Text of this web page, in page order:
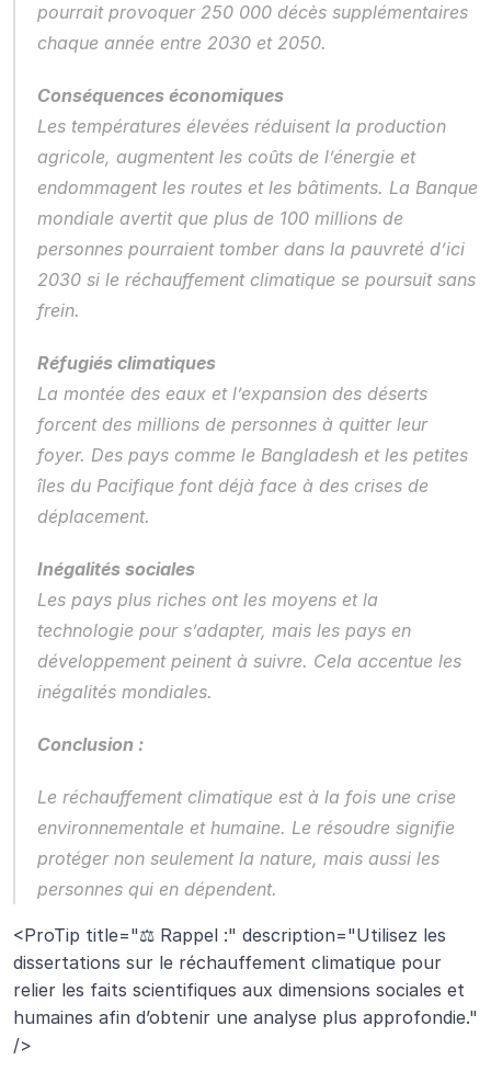
pourrait provoquer 250 000 décès supplémentaires
chaque année entre 2030 et 2050.
Conséquences économiques
Les températures élevées réduisent la production
agricole, augmentent les coûts de l’énergie et
endommagent les routes et les bâtiments. La Banque
mondiale avertit que plus de 100 millions de
personnes pourraient tomber dans la pauvreté d’ici
2030 si le réchauffement climatique se poursuit sans
frein.
Réfugiés climatiques
La montée des eaux et l’expansion des déserts
forcent des millions de personnes à quitter leur
foyer. Des pays comme le Bangladesh et les petites
îles du Pacifique font déjà face à des crises de
déplacement.
Inégalités sociales
Les pays plus riches ont les moyens et la
technologie pour s’adapter, mais les pays en
développement peinent à suivre. Cela accentue les
inégalités mondiales.
Conclusion :
Le réchauffement climatique est à la fois une crise
environnementale et humaine. Le résoudre signifie
protéger non seulement la nature, mais aussi les
personnes qui en dépendent.
<ProTip title="⚖️ Rappel :" description="Utilisez les
dissertations sur le réchauffement climatique pour
relier les faits scientifiques aux dimensions sociales et
humaines afin d’obtenir une analyse plus approfondie."
/>